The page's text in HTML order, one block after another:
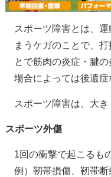
スポーツ障害とは、
まうケガのことで、
とで筋肉の炎症・腱
場合によっては後遺症
スポーツ障害は、大
スポーツ外傷
1回の衝撃で起こるも
例）靭帯損傷、靭帯